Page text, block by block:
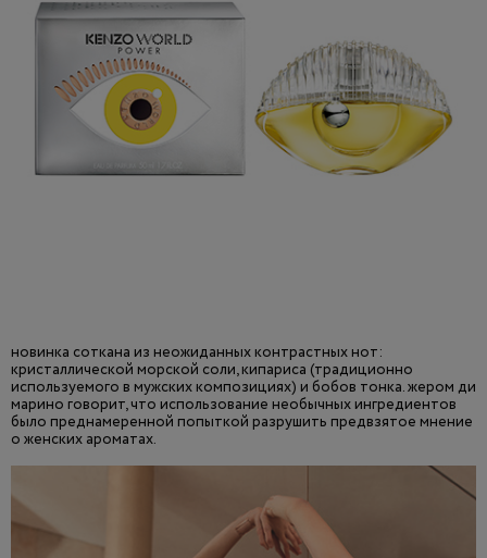
новинка соткана из неожиданных контрастных нот:
кристаллической морской соли, кипариса (традиционно
используемого в мужских композициях) и бобов тонка. жером ди
марино говорит, что использование необычных ингредиентов
было преднамеренной попыткой разрушить предвзятое мнение
о женских ароматах.